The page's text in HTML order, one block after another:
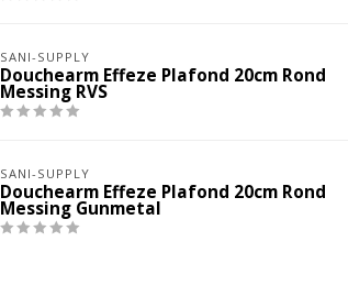
SANI-SUPPLY
Douchearm Effeze Plafond 20cm Rond
Messing RVS
SANI-SUPPLY
Douchearm Effeze Plafond 20cm Rond
Messing Gunmetal